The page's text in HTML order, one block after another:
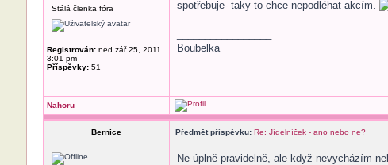
Stálá členka fóra
Registrován:ned zář 25, 2011
3:01 pm
Příspěvky:51
spotřebuje- taky to chce nepodléhat akcím.
Boubelka
Nahoru
Bernice Předmět příspěvku: Re: Jídelníček - ano nebo ne?
Ne úplně pravidelně, ale když nevycházím